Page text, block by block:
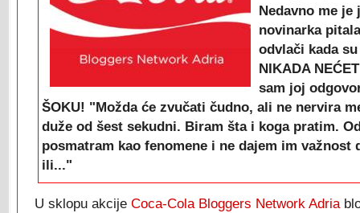
Nedavno me je
novinarka
odvlači kada
NIKADA
sam joj
ŠOKU! "Možda će zvučati čudno, ali ne nervira
duže od šest sekudni. Biram šta i koga pratim.
posmatram kao fenomene i ne dajem im važnost
ili..."
U sklopu akcije Coca-Cola Bloggers Network Adria